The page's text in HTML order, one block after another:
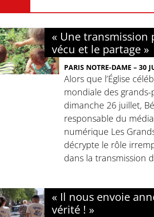
« Une transmission
vécu et le partage »
PARIS NOTRE-DAME – 30
Alors que l’Église
mondiale des grands-
dimanche 26 juillet,
responsable du
numérique Les
décrypte le rôle
dans la transmission
« Il nous envoie
vérité ! »